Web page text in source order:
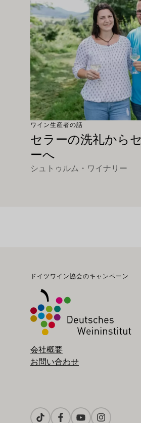
ワイン生産者の話
セラーの洗礼から
ーへ
シュトゥルム・ワイナリー
フッタードイツワイン協会のキャンペーン
会社概要
お問い合わせ